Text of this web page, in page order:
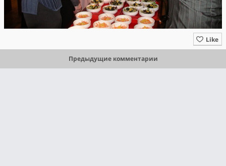
Like
Предыдущие комментарии